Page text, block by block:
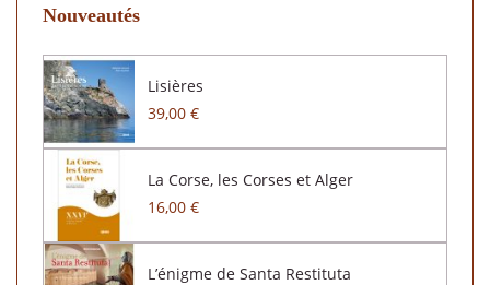
Nouveautés
Lisières
39,00 €
La Corse, les Corses et Alger
16,00 €
L’énigme de Santa Restituta